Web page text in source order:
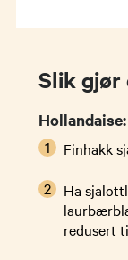
Slik gjør
Hollandaise:
Finhakk
Ha
redusert